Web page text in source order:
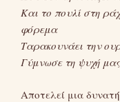
Και το πουλί στη
φόρεμα
Ταρακουνάει την
Γύμνωσε τη ψυχή
Αποτελεί μια